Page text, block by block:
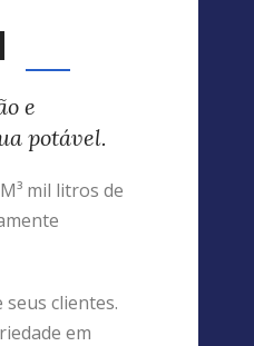
e
potável.
mil litros de
clientes.
em